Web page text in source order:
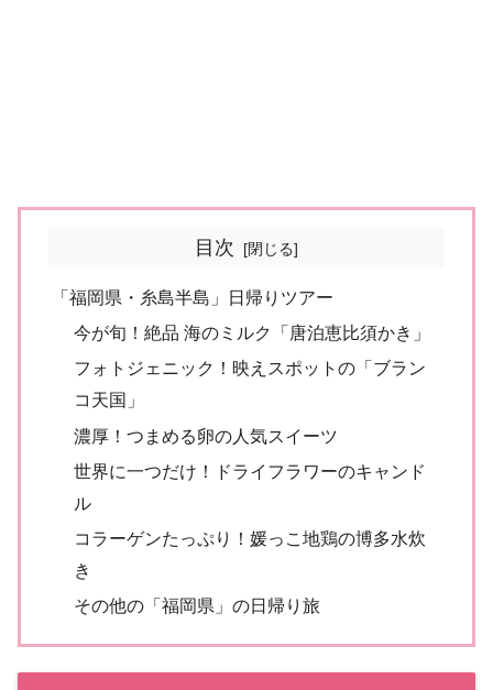
目次
「福岡県・糸島半島」日帰りツアー
今が旬！絶品 海のミルク「唐泊恵比須かき」
フォトジェニック！映えスポットの「ブラン
コ天国」
濃厚！つまめる卵の人気スイーツ
世界に一つだけ！ドライフラワーのキャンド
ル
コラーゲンたっぷり！媛っこ地鶏の博多水炊
き
その他の「福岡県」の日帰り旅